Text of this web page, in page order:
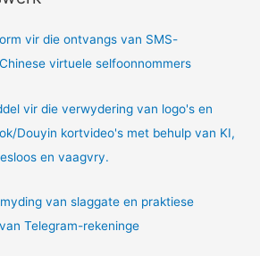
vir die ontvangs van SMS-
virtuele selfoonnommers
vir die verwydering van logo's en
Douyin kortvideo's met behulp van KI,
en vaagvry.
van slaggate en praktiese
Telegram-rekeninge